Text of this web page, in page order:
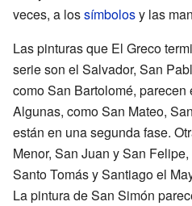
veces, a lossímbolosy las
Las pinturas que El Greco
serie son el Salvador, San
como San Bartolomé,
Algunas, como San Mateo,
están en una segunda fase.
Menor, San Juan y San
Santo Tomás y Santiago el
La pintura de San Simón